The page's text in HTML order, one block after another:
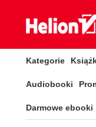
Kategorie
Audiobooki
Darmowe ebooki